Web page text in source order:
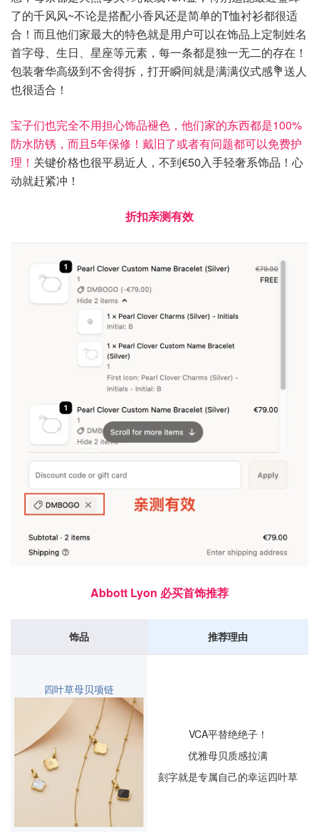
了的千风风~不论是搭配小香风还是简单的T恤衬衫都很适
合！而且他们家最大的特色就是用户可以在饰品上定制姓名
首字母、生日、星座等元素，每一条都是独一无二的存在！
包装奢华高级到不舍得拆，打开瞬间就是满满仪式感💐送人
也很适合！
宝子们也完全不用担心饰品褪色，他们家的东西都是100%
防水防锈，而且5年保修！戴旧了或者有问题都可以免费护
理！ 关键价格也很平易近人，不到€50入手轻奢系饰品！心
动就赶紧冲！
折扣亲测有效
Abbott Lyon 必买首饰推荐
饰品 推荐理由
四叶草母贝项链
VCA平替绝绝子！
优雅母贝质感拉满
刻字就是专属自己的幸运四叶草